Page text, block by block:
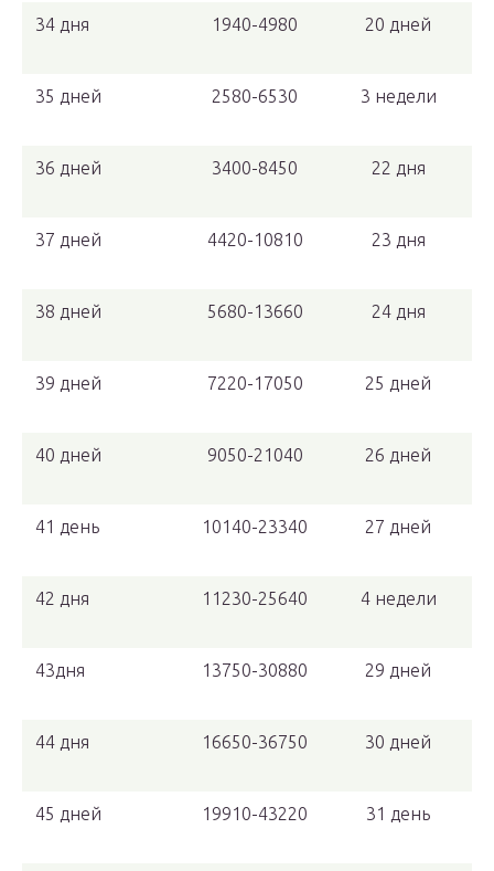
34 дня 1940-4980 20 дней
35 дней 2580-6530 3 недели
36 дней 3400-8450 22 дня
37 дней 4420-10810 23 дня
38 дней 5680-13660 24 дня
39 дней 7220-17050 25 дней
40 дней 9050-21040 26 дней
41 день 10140-23340 27 дней
42 дня 11230-25640 4 недели
43дня 13750-30880 29 дней
44 дня 16650-36750 30 дней
45 дней 19910-43220 31 день